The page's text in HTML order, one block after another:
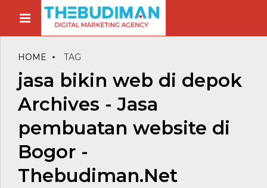
HOME TAG
jasa bikin web di depok
Archives - Jasa
pembuatan website di
Bogor -
Thebudiman.Net